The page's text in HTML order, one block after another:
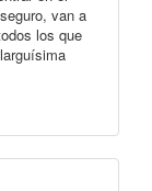
van a
los que